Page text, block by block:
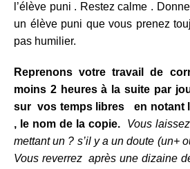
l’élève puni . Restez calme .
un élève puni que vous prenez
pas humilier.
Reprenons votre travail de
moins 2 heures à la suite par
sur vos temps libres en notant
, le nom de la copie.
Vous
mettant un ? s’il y a un doute (un+
Vous reverrez après une dizaine